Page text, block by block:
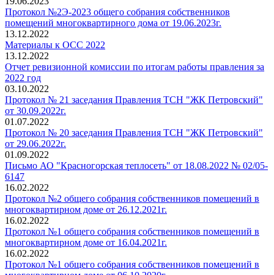
Протокол №2Э-2023 общего собрания собственников
помещений многоквартирного дома от 19.06.2023г.
13.12.2022
Материалы к ОСС 2022
13.12.2022
Отчет ревизионной комиссии по итогам работы правления за
2022 год
03.10.2022
Протокол № 21 заседания Правления ТСН "ЖК Петровский"
от 30.09.2022г.
01.07.2022
Протокол № 20 заседания Правления ТСН "ЖК Петровский"
от 29.06.2022г.
01.09.2022
Письмо АО "Красногорская теплосеть" от 18.08.2022 № 02/05-
6147
16.02.2022
Протокол №2 общего собрания собственников помещений в
многоквартирном доме от 26.12.2021г.
16.02.2022
Протокол №1 общего собрания собственников помещений в
многоквартирном доме от 16.04.2021г.
16.02.2022
Протокол №1 общего собрания собственников помещений в